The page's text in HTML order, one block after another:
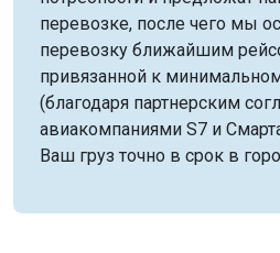
перевозке, после чего мы
перевозку ближайшим
привязанной к
(благодаря партнерским
авиакомпаниями S7 и
Ваш груз точно в срок в